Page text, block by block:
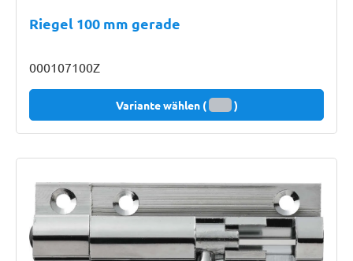
Riegel 100 mm gerade
000107100Z
Variante wählen ( )